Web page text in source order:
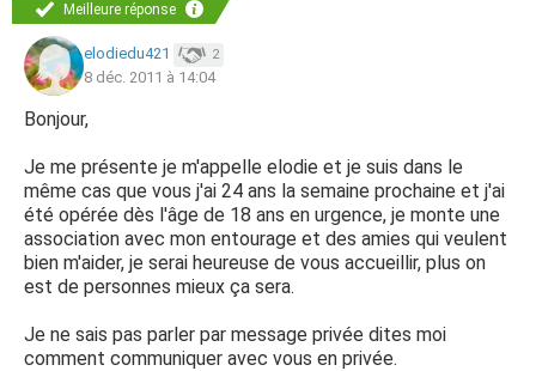
Meilleure réponse
elodiedu421 2
8 déc. 2011 à 14:04
Bonjour,
Je me présente je m'appelle elodie et je suis dans le
même cas que vous j'ai 24 ans la semaine prochaine et j'ai
été opérée dès l'âge de 18 ans en urgence, je monte une
association avec mon entourage et des amies qui veulent
bien m'aider, je serai heureuse de vous accueillir, plus on
est de personnes mieux ça sera.
Je ne sais pas parler par message privée dites moi
comment communiquer avec vous en privée.